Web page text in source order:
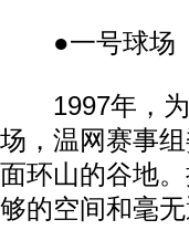
●一号球场
1997年，为
场，温网赛事
面环山的谷地
够的空间和毫无